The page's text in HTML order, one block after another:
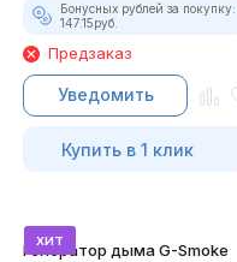
Бонусных рублей за покупку:
147.15руб.
Предзаказ
Уведомить
Купить в 1 клик
хит
Генератор дыма G-Smoke